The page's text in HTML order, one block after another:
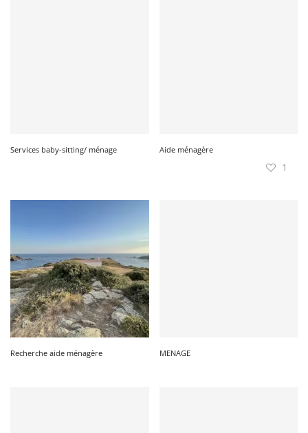
Services baby-sitting/ ménage Aide ménagère
1
Recherche aide ménagère MENAGE